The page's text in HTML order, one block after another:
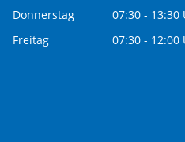
Donnerstag
07:30 - 13:30
Freitag
07:30 - 12:00